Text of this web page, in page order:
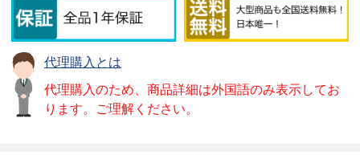
代理購入とは
代理購入のため、商品詳細は外国語のみ表示してお
ります。ご理解ください。